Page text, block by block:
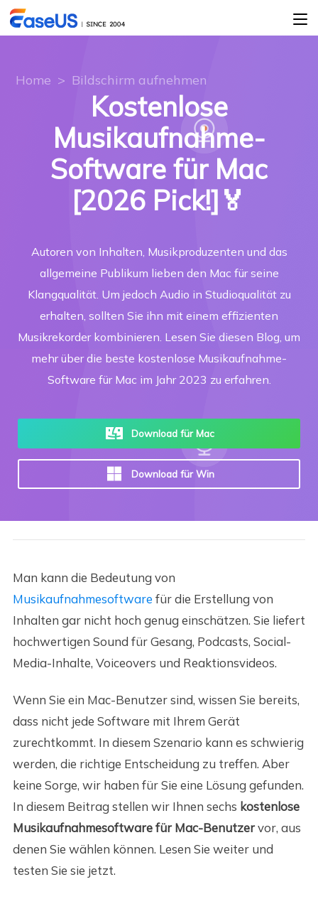
Home > Bildschirm aufnehmen
Kostenlose
Musikaufnahme-
Software für Mac
[2026 Pick!]🏅
Autoren von Inhalten, Musikproduzenten und das
allgemeine Publikum lieben den Mac für seine
Klangqualität. Um jedoch Audio in Studioqualität zu
erhalten, sollten Sie ihn mit einem effizienten
Musikrekorder kombinieren. Lesen Sie diesen Blog, um
mehr über die beste kostenlose Musikaufnahme-
Software für Mac im Jahr 2023 zu erfahren.
Download für Mac
Download für Win
Man kann die Bedeutung von
Musikaufnahmesoftware für die Erstellung von
Inhalten gar nicht hoch genug einschätzen. Sie liefert
hochwertigen Sound für Gesang, Podcasts, Social-
Media-Inhalte, Voiceovers und Reaktionsvideos.
Wenn Sie ein Mac-Benutzer sind, wissen Sie bereits,
dass nicht jede Software mit Ihrem Gerät
zurechtkommt. In diesem Szenario kann es schwierig
werden, die richtige Entscheidung zu treffen. Aber
keine Sorge, wir haben für Sie eine Lösung gefunden.
In diesem Beitrag stellen wir Ihnen sechs kostenlose
Musikaufnahmesoftware für Mac-Benutzervor, aus
denen Sie wählen können. Lesen Sie weiter und
testen Sie sie jetzt.